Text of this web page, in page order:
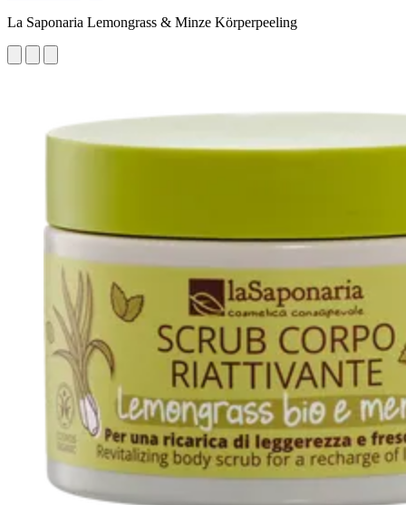
La Saponaria Lemongrass & Minze Körperpeeling